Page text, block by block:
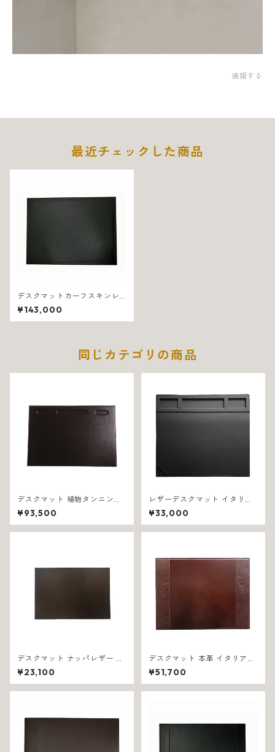
通報する
最近チェックした商品
デスクマットカーフスキンレ
ザー イタリア製 ブラック フィ
ル 1326
¥143,000
同じカテゴリの商品
デスクマット 植物タンニン鞣
し革 イタリア製 ブラック ワン
1047
¥93,500
レザーデスクマット イタリア
製 ゴムバンド/収納トレイ付き
ブラック 1205
¥33,000
デスクマット ナッパレザー イ
タリア製 ブラウン ミディアム
スムーズ 1232
¥23,100
デスクマット 本革 イタリア製
ブラウン リザード調 テーベ 12
80
¥51,700